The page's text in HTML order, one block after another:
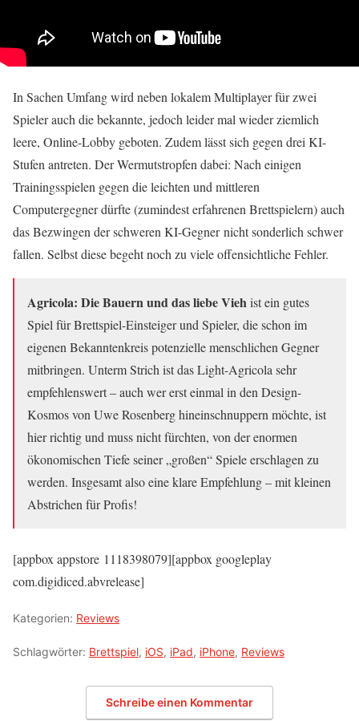
In Sachen Umfang wird neben lokalem Multiplayer für zwei
Spieler auch die bekannte, jedoch leider mal wieder ziemlich
leere, Online-Lobby geboten. Zudem lässt sich gegen drei KI-
Stufen antreten. Der Wermutstropfen dabei: Nach einigen
Trainingsspielen gegen die leichten und mittleren
Computergegner dürfte (zumindest erfahrenen Brettspielern) auch
das Bezwingen der schweren KI-Gegner nicht sonderlich schwer
fallen. Selbst diese begeht noch zu viele offensichtliche Fehler.
Agricola: Die Bauern und das liebe Viehist ein gutes
Spiel für Brettspiel-Einsteiger und Spieler, die schon im
eigenen Bekanntenkreis potenzielle menschlichen Gegner
mitbringen. Unterm Strich ist das Light-Agricola sehr
empfehlenswert – auch wer erst einmal in den Design-
Kosmos von Uwe Rosenberg hineinschnuppern möchte, ist
hier richtig und muss nicht fürchten, von der enormen
ökonomischen Tiefe seiner „großen“ Spiele erschlagen zu
werden. Insgesamt also eine klare Empfehlung – mit kleinen
Abstrichen für Profis!
[appbox appstore 1118398079][appbox googleplay
com.digidiced.abvrelease]
Kategorien: Reviews
Schlagwörter: Brettspiel, iOS, iPad, iPhone, Reviews
Schreibe einen Kommentar